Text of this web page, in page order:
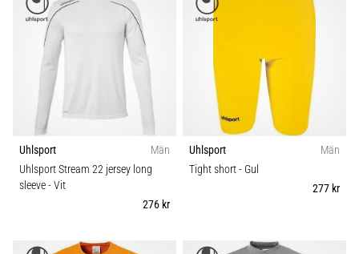
Uhlsport
Män
Uhlsport Stream 22 jersey long
sleeve- Vit
276 kr
Uhlsport
Män
Tight short- Gul
277 kr